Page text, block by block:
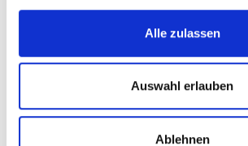
Alle zulassen
Auswahl erlauben
Ablehnen
Stimmen. Beschlüsse bedürfen einer
6.2 Eine Bearbeiterin / Ein Bearbeiter von
ohne Stimmrecht an der GK teil. Beschlüsse
Entscheidungsbereich des BIB. Wenn im
Abstimmungen zu BIB-Info erforderlich